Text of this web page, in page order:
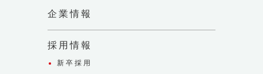
企業情報
採用情報
新卒採用